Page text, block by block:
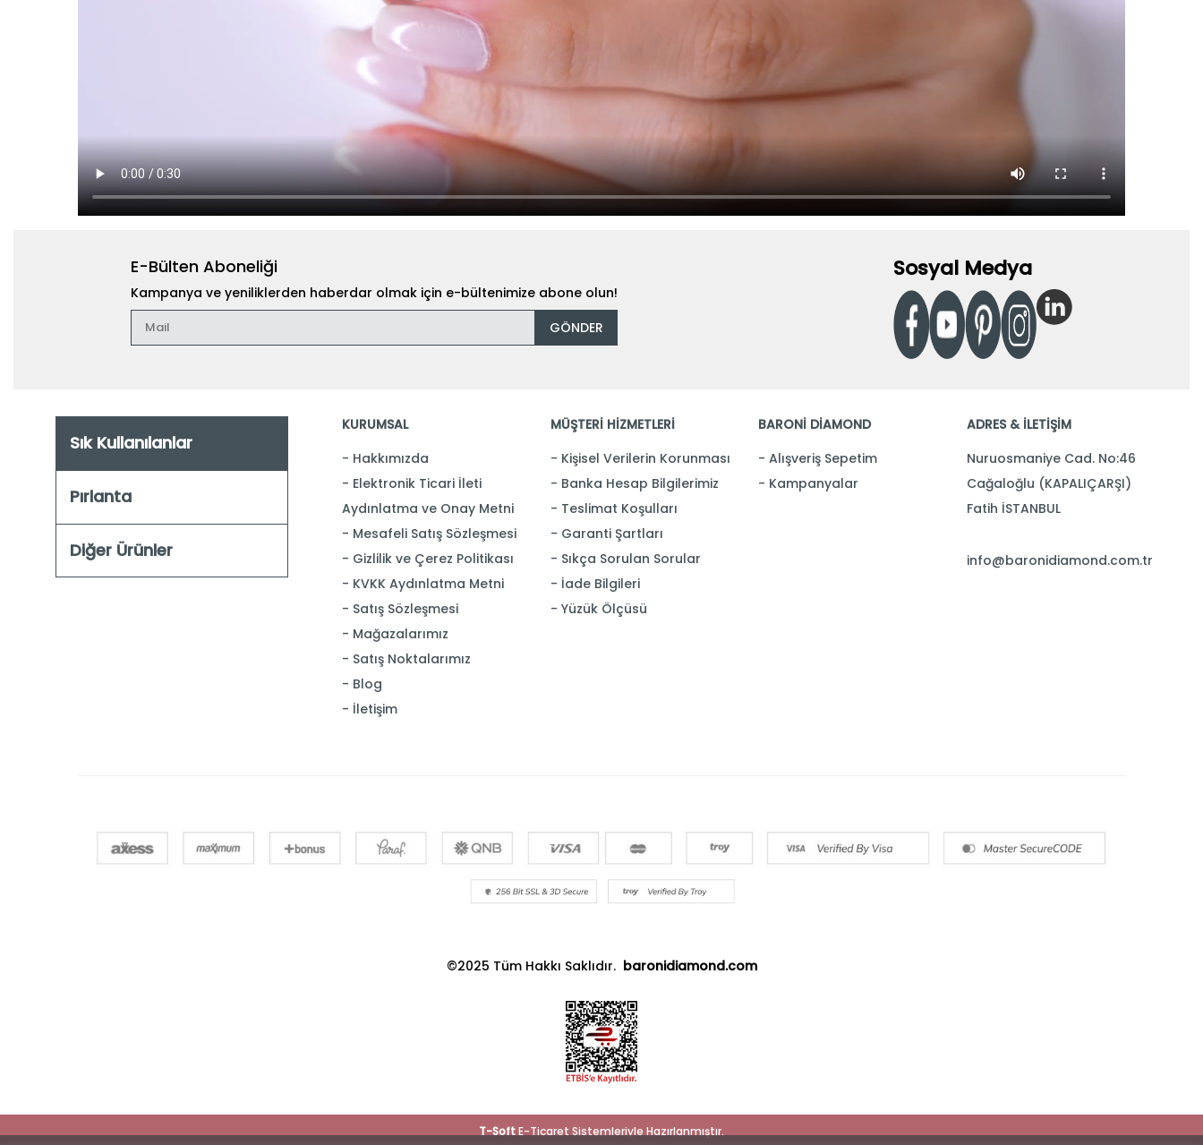
E-Bülten Aboneliği
Kampanya ve yeniliklerden haberdar olmak için e-bültenimize abone olun!
GÖNDER
Sosyal Medya
Sık Kullanılanlar
Pırlanta
Diğer Ürünler
KURUMSAL
Hakkımızda
Elektronik Ticari İleti
Aydınlatma ve Onay Metni
Mesafeli Satış Sözleşmesi
Gizlilik ve Çerez Politikası
KVKK Aydınlatma Metni
Satış Sözleşmesi
Mağazalarımız
Satış Noktalarımız
Blog
İletişim
MÜŞTERİ HİZMETLERİ
Kişisel Verilerin Korunması
Banka Hesap Bilgilerimiz
Teslimat Koşulları
Garanti Şartları
Sıkça Sorulan Sorular
İade Bilgileri
Yüzük Ölçüsü
BARONİ DİAMOND
Alışveriş Sepetim
Kampanyalar
ADRES & İLETİŞİM
Nuruosmaniye Cad. No:46
Cağaloğlu (KAPALIÇARŞI)
Fatih İSTANBUL
info@baronidiamond.com.tr
©2025 Tüm Hakkı Saklıdır. baronidiamond.com
T-SoftE-Ticaret Sistemleriyle Hazırlanmıştır.